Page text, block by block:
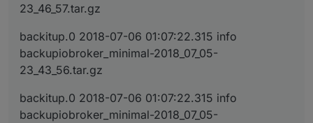
23_46_57.tar.gz
backitup.0 2018-07-06 01:07:22.315 info
backupiobroker_minimal-2018_07_05-
23_43_56.tar.gz
backitup.0 2018-07-06 01:07:22.315 info
backupiobroker_minimal-2018_07_05-